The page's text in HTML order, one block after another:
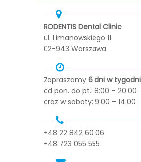
RODENTIS Dental Clinic
ul. Limanowskiego 11
02-943 Warszawa
Zapraszamy 6 dni w
od pon. do pt.: 8:00 – 20:00
oraz w soboty: 9:00 – 14:00
+48 22 842 60 06
+48 723 055 555